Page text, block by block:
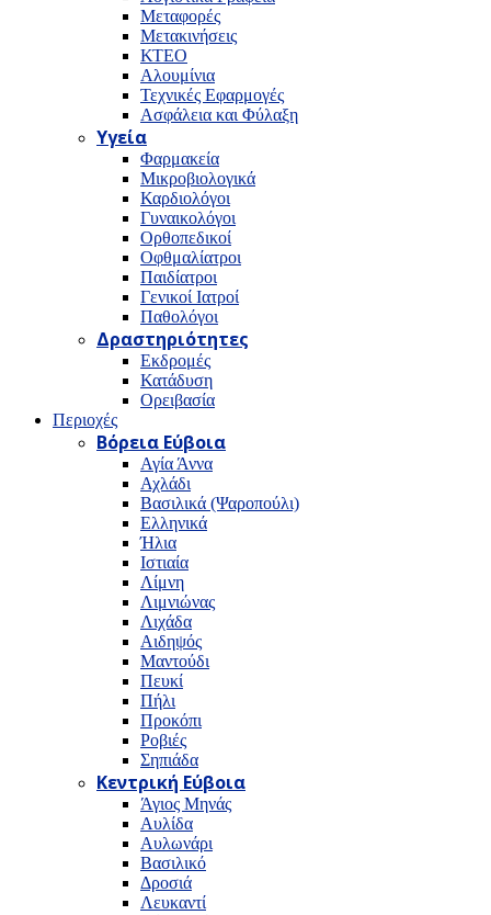
Μεταφορές
Μετακινήσεις
ΚΤΕΟ
Αλουμίνια
Τεχνικές Εφαρμογές
Ασφάλεια και Φύλαξη
Υγεία
Φαρμακεία
Μικροβιολογικά
Καρδιολόγοι
Γυναικολόγοι
Ορθοπεδικοί
Οφθμαλίατροι
Παιδίατροι
Γενικοί Ιατροί
Παθολόγοι
Δραστηριότητες
Εκδρομές
Κατάδυση
Ορειβασία
Περιοχές
Βόρεια Εύβοια
Αγία Άννα
Αχλάδι
Βασιλικά (Ψαροπούλι)
Ελληνικά
Ήλια
Ιστιαία
Λίμνη
Λιμνιώνας
Λιχάδα
Αιδηψός
Μαντούδι
Πευκί
Πήλι
Προκόπι
Ροβιές
Σηπιάδα
Κεντρική Εύβοια
Άγιος Μηνάς
Αυλίδα
Αυλωνάρι
Βασιλικό
Δροσιά
Λευκαντί